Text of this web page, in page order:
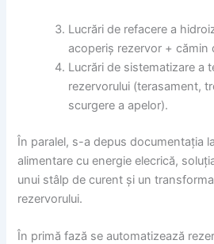
Lucrări de refacere a
acoperiș rezervor + cămin
Lucrări de sistematizare a
rezervorului (terasament,
scurgere a apelor).
În paralel, s-a depus documentația
alimentare cu energie elecrică,
unui stâlp de curent și un
rezervorului.
În primă fază se automatizează